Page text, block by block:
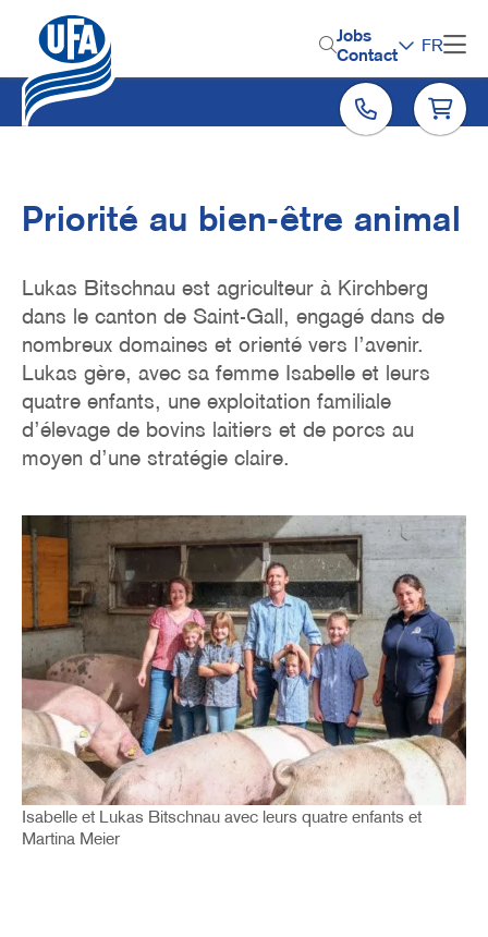
contenu
principal
H
e
a
d
r
e
n
u
Jobs
Contact
FR
Priorité au bien-être animal
Lukas Bitschnau est agriculteur à Kirchberg
dans le canton de Saint-Gall, engagé dans de
nombreux domaines et orienté vers l’avenir.
Lukas gère, avec sa femme Isabelle et leurs
quatre enfants, une exploitation familiale
d’élevage de bovins laitiers et de porcs au
moyen d’une stratégie claire.
Image
Isabelle et Lukas Bitschnau avec leurs quatre enfants et
Martina Meier